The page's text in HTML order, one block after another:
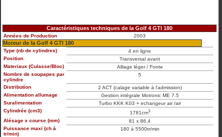
Caractéristiques techniques de la Golf 4 GTI 180
Années de Production 2003
Moteur de la Golf 4 GTI 180
Type (nb de cylindres)
4 en ligne
Position
Transversal avant
Materiaux (Culasse/Bloc)
Alliage léger / Fonte
Nombre de soupapes par
cylindre
5
Distribution
2 ACT (calage variable à l'admission)
Alimentation allumage
Gestion intégrale Motronic ME 7.5
Suralimentation
Turbo KKK K03 + echangeur air /air
Cylindrée (cm3)
1781cm3
Alésage x course (mm)
81 x 86.4
Puissance maxi (ch à
tr/min)
180 à 5500tr/min